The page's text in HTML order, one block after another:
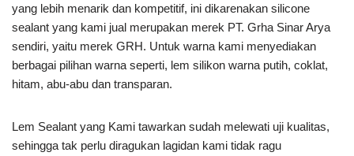
yang lebih menarik dan kompetitif, ini dikarenakan silicone
sealant yang kami jual merupakan merek PT. Grha Sinar Arya
sendiri, yaitu merek GRH. Untuk warna kami menyediakan
berbagai pilihan warna seperti, lem silikon warna putih, coklat,
hitam, abu-abu dan transparan.
Lem Sealant yang Kami tawarkan sudah melewati uji kualitas,
sehingga tak perlu diragukan lagidan kami tidak ragu